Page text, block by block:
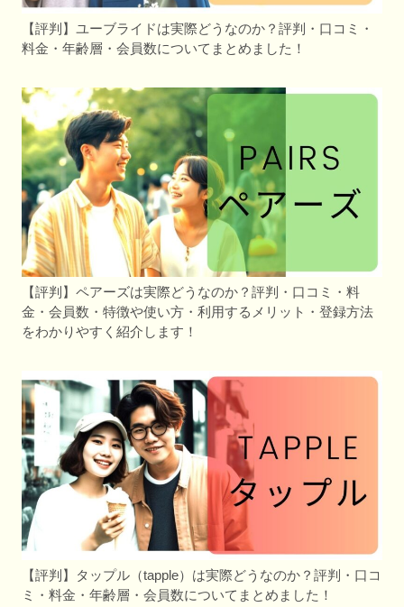
【評判】ユーブライドは実際どうなのか？評判・口コミ・
料金・年齢層・会員数についてまとめました！
【評判】ペアーズは実際どうなのか？評判・口コミ・料
金・会員数・特徴や使い方・利用するメリット・登録方法
をわかりやすく紹介します！
【評判】タップル（tapple）は実際どうなのか？評判・口コ
ミ・料金・年齢層・会員数についてまとめました！